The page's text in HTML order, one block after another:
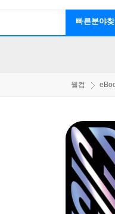
빠른분야찾
웰컴